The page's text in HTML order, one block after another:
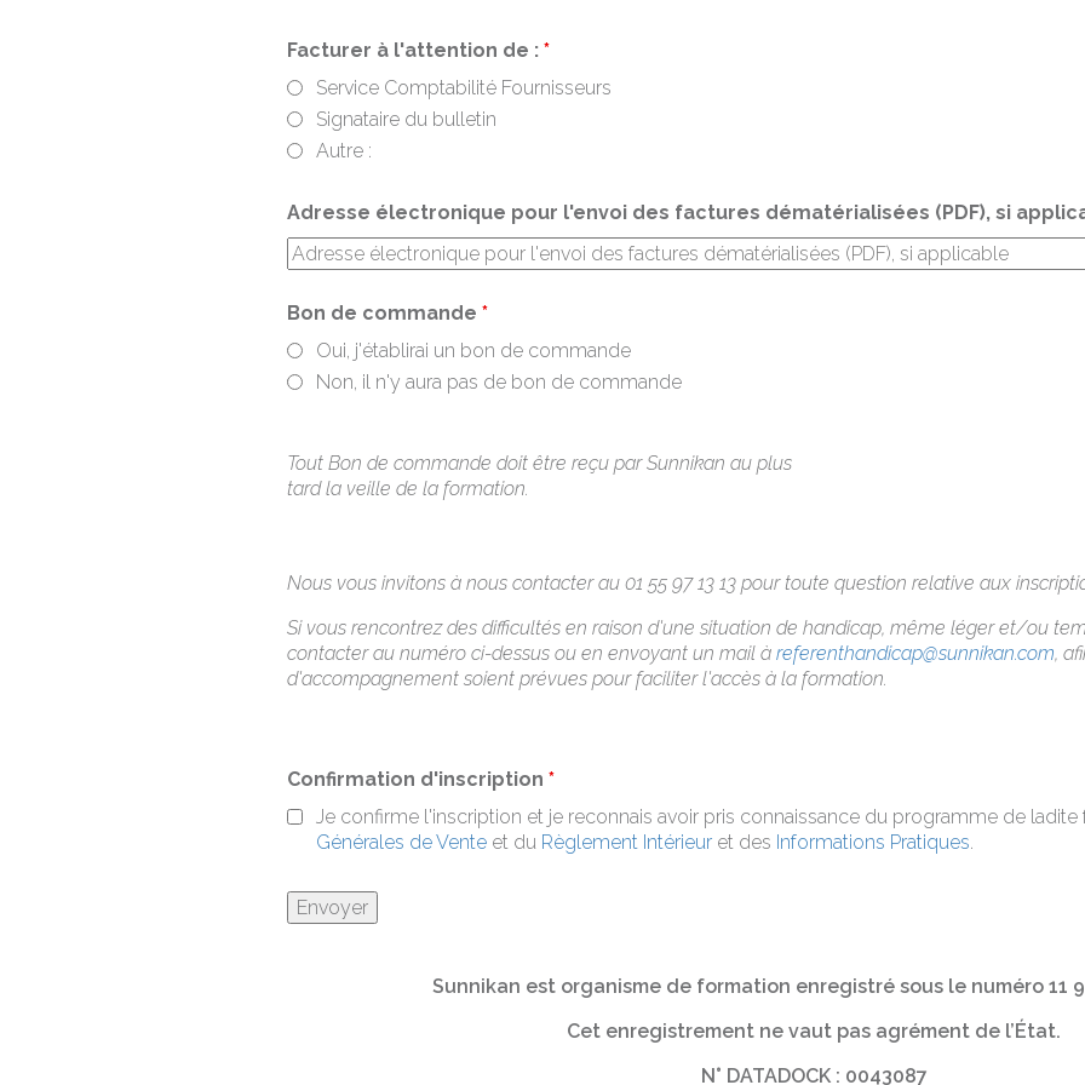
Facturer à l'attention de : *
Service Comptabilité Fournisseurs
Signataire du bulletin
Autre :
Adresse électronique pour l'envoi des factures dématérialisées (PDF), si
Bon de commande *
Oui, j'établirai un bon de commande
Non, il n'y aura pas de bon de commande
Tout Bon de commande doit être reçu par Sunnikan au plus
tard la veille de la formation.
Nous vous invitons à nous contacter au 01 55 97 13 13 pour toute question relative aux
Si vous rencontrez des difficultés en raison d'une situation de handicap, même léger et/ou
contacter au numéro ci-dessus ou en envoyant un mail à referenthandicap@sunnikan.com,
d'accompagnement soient prévues pour faciliter l'accès à la formation.
Confirmation d'inscription *
Je confirme l'inscription et je reconnais avoir pris connaissance du programme de
Générales de Vente et du Règlement Intérieur et des Informations Pratiques
Sunnikan est organisme de formation enregistré sous le numéro 11
Cet enregistrement ne vaut pas agrément de l’État.
N° DATADOCK : 0043087